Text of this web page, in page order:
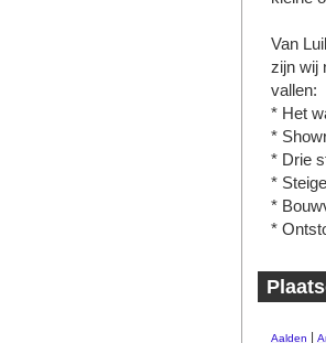
Van
zijn wij
vallen:
* Het
*
* Drie
*
*
*
Aalden